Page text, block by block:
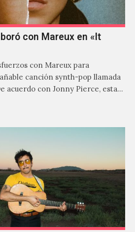
con Mareux en «It
con Mareux para
canción synth-pop llamada
acuerdo con Jonny Pierce, esta